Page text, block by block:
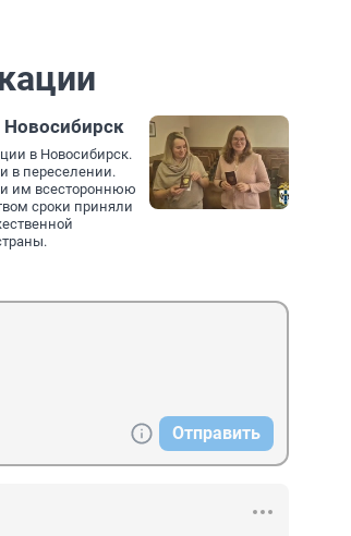
Новосибирск
в Новосибирск.
в переселении.
им всестороннюю
сроки приняли
Отправить